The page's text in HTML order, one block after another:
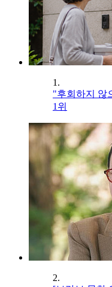
1.
"후회하지 않
1위
2.